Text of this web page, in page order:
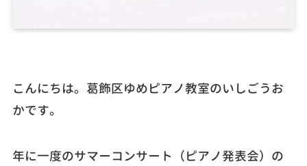
こんにちは。葛飾区ゆめピアノ教室のいしごうお
かです。
年に一度のサマーコンサート（ピアノ発表会）の